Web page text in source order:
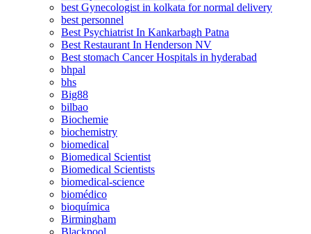
best Gynecologist in kolkata for normal delivery
best personnel
Best Psychiatrist In Kankarbagh Patna
Best Restaurant In Henderson NV
Best stomach Cancer Hospitals in hyderabad
bhpal
bhs
Big88
bilbao
Biochemie
biochemistry
biomedical
Biomedical Scientist
Biomedical Scientists
biomedical-science
biomédico
bioquímica
Birmingham
Blackpool